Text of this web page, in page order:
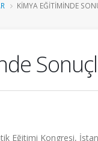
KIMYA EĞITIMINDE
Eğitimi Kongresi,